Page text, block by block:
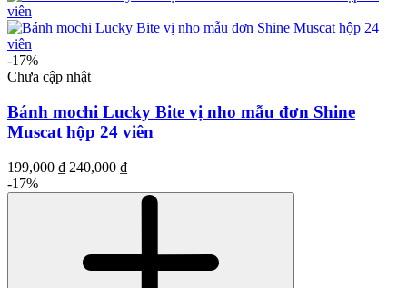
-17%
Chưa cập nhật
Bánh mochi Lucky Bite vị nho mẫu đơn Shine
Muscat hộp 24 viên
199,000 ₫ 240,000 ₫
-17%